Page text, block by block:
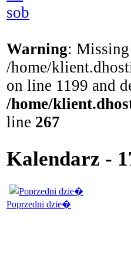
sob
Warning:
/home/
on line 1199 and
/home/
line 267
Kalendarz -
Poprzedni dzie�